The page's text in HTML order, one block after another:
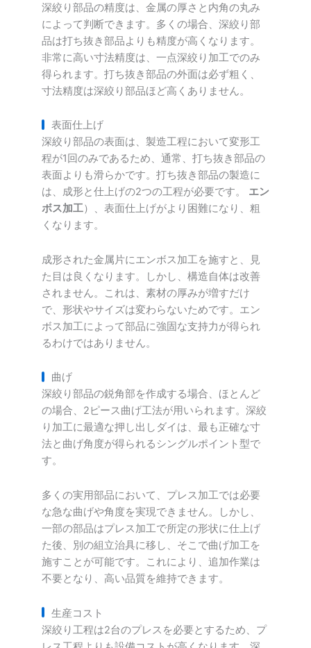
深絞り部品の精度は、金属の厚さと内角の丸み
によって判断できます。多くの場合、深絞り部
品は打ち抜き部品よりも精度が高くなります。
非常に高い寸法精度は、一点深絞り加工でのみ
得られます。打ち抜き部品の外面は必ず粗く、
寸法精度は深絞り部品ほど高くありません。
表面仕上げ
深絞り部品の表面は、製造工程において変形工
程が1回のみであるため、通常、打ち抜き部品の
表面よりも滑らかです。打ち抜き部品の製造に
は、成形と仕上げの2つの工程が必要です。 エン
ボス加工）、表面仕上げがより困難になり、粗
くなります。
成形された金属片にエンボス加工を施すと、見
た目は良くなります。しかし、構造自体は改善
されません。これは、素材の厚みが増すだけ
で、形状やサイズは変わらないためです。エン
ボス加工によって部品に強固な支持力が得られ
るわけではありません。
曲げ
深絞り部品の鋭角部を作成する場合、ほとんど
の場合、2ピース曲げ工法が用いられます。深絞
り加工に最適な押し出しダイは、最も正確な寸
法と曲げ角度が得られるシングルポイント型で
す。
多くの実用部品において、プレス加工では必要
な急な曲げや角度を実現できません。しかし、
一部の部品はプレス加工で所定の形状に仕上げ
た後、別の組立治具に移し、そこで曲げ加工を
施すことが可能です。これにより、追加作業は
不要となり、高い品質を維持できます。
生産コスト
深絞り工程は2台のプレスを必要とするため、プ